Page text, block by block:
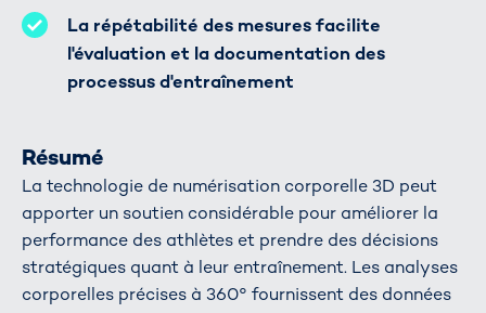
La répétabilité des mesures facilite
l'évaluation et la documentation des
processus d'entraînement
Résumé
La technologie de numérisation corporelle 3D peut
apporter un soutien considérable pour améliorer la
performance des athlètes et prendre des décisions
stratégiques quant à leur entraînement. Les analyses
corporelles précises à 360° fournissent des données